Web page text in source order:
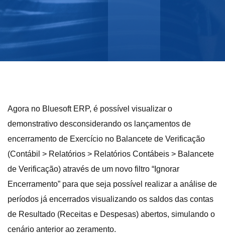
Agora no Bluesoft ERP, é possível visualizar o
demonstrativo desconsiderando os lançamentos de
encerramento de Exercício no Balancete de Verificação
(Contábil > Relatórios > Relatórios Contábeis > Balancete
de Verificação) através de um novo filtro “Ignorar
Encerramento” para que seja possível realizar a análise de
períodos já encerrados visualizando os saldos das contas
de Resultado (Receitas e Despesas) abertos, simulando o
cenário anterior ao zeramento.